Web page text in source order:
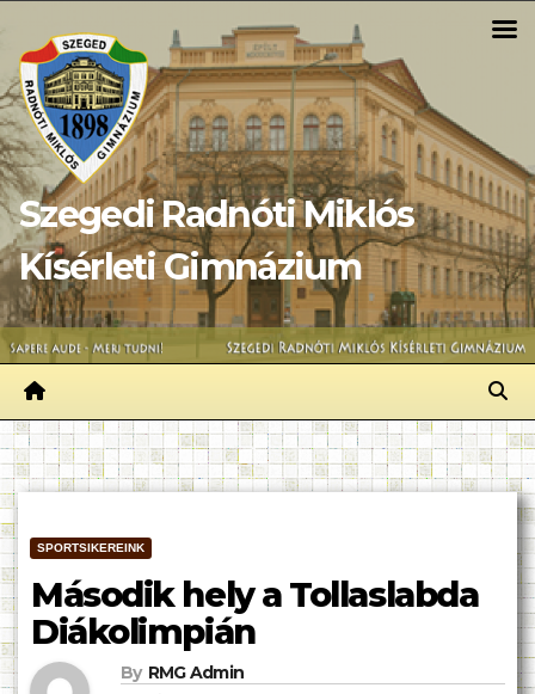
content
Szegedi Radnóti Miklós
Kísérleti Gimnázium
SPORTSIKEREINK
Második hely a Tollaslabda
Diákolimpián
By RMG Admin